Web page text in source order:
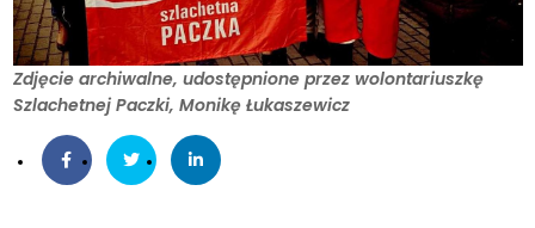
Zdjęcie archiwalne, udostępnione przez wolontariuszkę
Szlachetnej Paczki, Monikę Łukaszewicz
n
o
ś
ć